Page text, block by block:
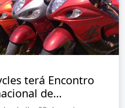
terá Encontro
de